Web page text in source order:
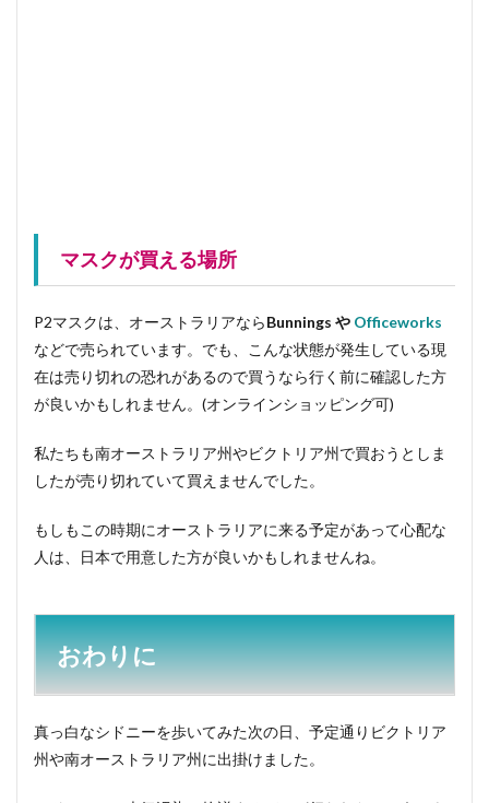
マスクが買える場所
P2マスクは、オーストラリアならBunnings や Officeworks
などで売られています。でも、こんな状態が発生している現
在は売り切れの恐れがあるので買うなら行く前に確認した方
が良いかもしれません。(オンラインショッピング可)
私たちも南オーストラリア州やビクトリア州で買おうとしま
したが売り切れていて買えませんでした。
もしもこの時期にオーストラリアに来る予定があって心配な
人は、日本で用意した方が良いかもしれませんね。
おわりに
真っ白なシドニーを歩いてみた次の日、予定通りビクトリア
州や南オーストラリア州に出掛けました。